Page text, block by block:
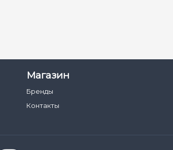
Магазин
Бренды
Контакты